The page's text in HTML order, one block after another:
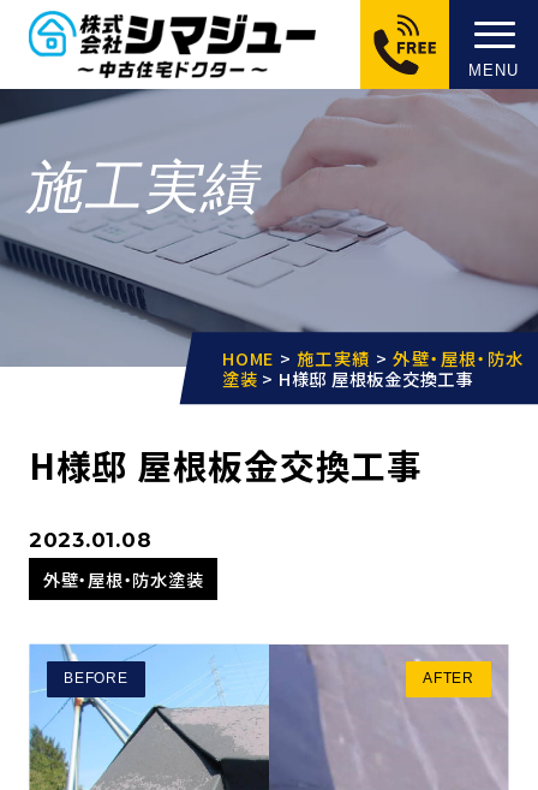
MENU
施工実績
HOME > 施工実績 >外壁・屋根・防水
塗装 > H様邸 屋根板金交換工事
H様邸 屋根板金交換工事
2023.01.08
外壁・屋根・防水塗装